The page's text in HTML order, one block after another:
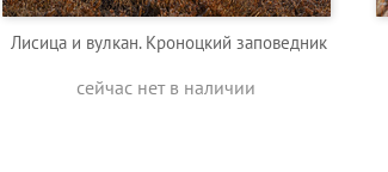
Лисица и вулкан. Кроноцкий заповедник
сейчас нет в наличии